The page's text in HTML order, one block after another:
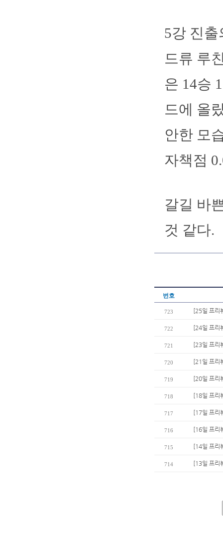
5강 진
드류 루
은 14승
드에 올
안한 모
자책점
갈길 바
것 같다.
번호
723 [25일 프리
722 [24일 프리
721 [23일 프리
720 [21일 프리
719 [20일 프리
718 [18일 프리
717 [17일 프리
716 [16일 프리
715 [14일 프리
714 [13일 프리